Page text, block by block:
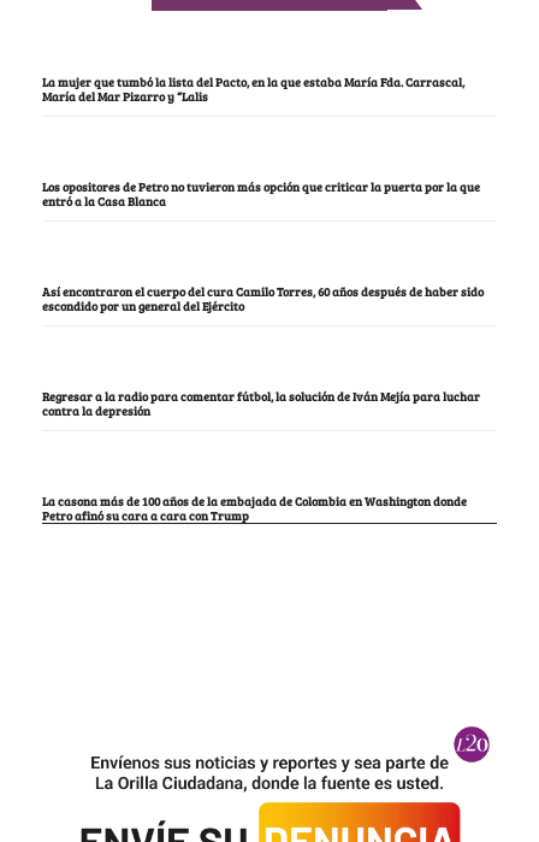
La mujer que tumbó la lista del Pacto, en la que estaba María Fda. Carrascal,
María del Mar Pizarro y “Lalis
Los opositores de Petro no tuvieron más opción que criticar la puerta por la que
entró a la Casa Blanca
Así encontraron el cuerpo del cura Camilo Torres, 60 años después de haber sido
escondido por un general del Ejército
Regresar a la radio para comentar fútbol, la solución de Iván Mejía para luchar
contra la depresión
La casona más de 100 años de la embajada de Colombia en Washington donde
Petro afinó su cara a cara con Trump